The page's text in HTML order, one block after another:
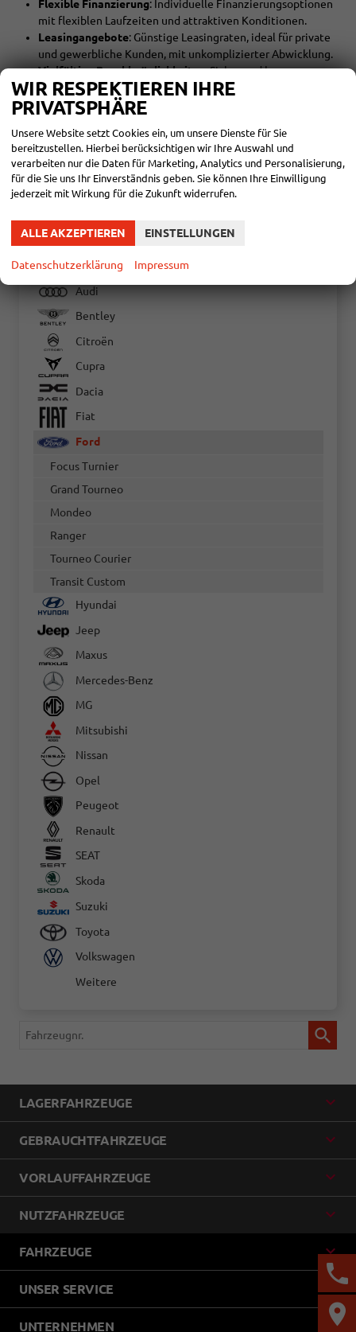
Flexible Finanzierung: Individuelle Finanzierungsoptionen
mit flexiblen Laufzeiten und attraktiven Konditionen.
Leasingangebote: Günstige Leasingraten, ideal für private
und gewerbliche Kunden, mit unkomplizierter Abwicklung.
Vielfältige Bezahlmöglichkeiten: Sicher und bequem
bezahlen – bar, per Überweisung oder Online-Transfer.
Kompletter Rundum-Service
alle Formalitäten für Sie.
FINDEN SIE IHR PERFEKTES FORD-FAHRZEUG
Unser Team steht Ihnen zur Seite, um das ideale Ford-Modell für Ihre
Ford-Fahrzeuge bei Huber Automobile und genießen Sie Ihre Fahrt in
einem zuverlässigen und modernen Auto.
Audi
Bentley
Citroën
Cupra
Dacia
Fiat
Ford
Focus Turnier
Grand Tourneo
Mondeo
Ranger
Tourneo Courier
Transit Custom
Hyundai
Jeep
Maxus
Mercedes-Benz
MG
Mitsubishi
Nissan
Opel
Peugeot
Renault
SEAT
Skoda
Suzuki
Toyota
Volkswagen
Weitere
Fahrzeugnr.
LAGERFAHRZEUGE
GEBRAUCHTFAHRZEUGE
VORLAUFFAHRZEUGE
NUTZFAHRZEUGE
FAHRZEUGE
UNSER SERVICE
UNTERNEHMEN
WIR RESPEKTIEREN IHRE
PRIVATSPHÄRE
Unsere Website setzt Cookies ein, um unsere Dienste für Sie
bereitzustellen. Hierbei berücksichtigen wir Ihre Auswahl und
verarbeiten nur die Daten für Marketing, Analytics und Personalisierung,
für die Sie uns Ihr Einverständnis geben. Sie können Ihre Einwilligung
jederzeit mit Wirkung für die Zukunft widerrufen.
ALLE AKZEPTIEREN EINSTELLUNGEN
Datenschutzerklärung Impressum